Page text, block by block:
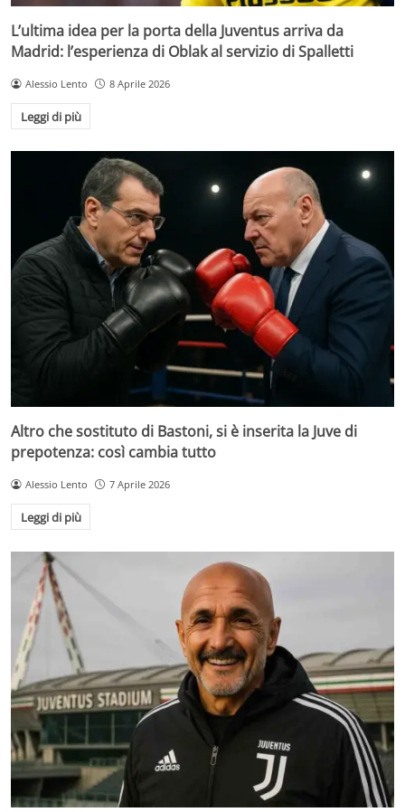
L’ultima idea per la porta della Juventus arriva da
Madrid: l’esperienza di Oblak al servizio di Spalletti
Alessio Lento 8 Aprile 2026
Leggi di più
Altro che sostituto di Bastoni, si è inserita la Juve di
prepotenza: così cambia tutto
Alessio Lento 7 Aprile 2026
Leggi di più